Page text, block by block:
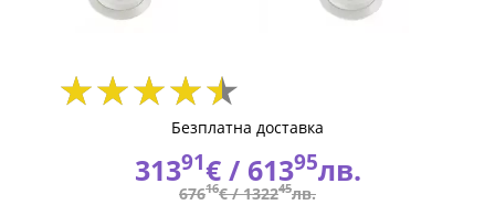
Безплатна доставка
31391€ / 61395лв.
67616€ /132245лв.